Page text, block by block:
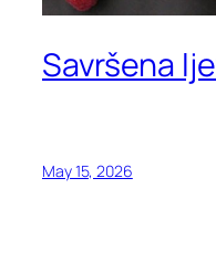
Savršena
May 15, 2026